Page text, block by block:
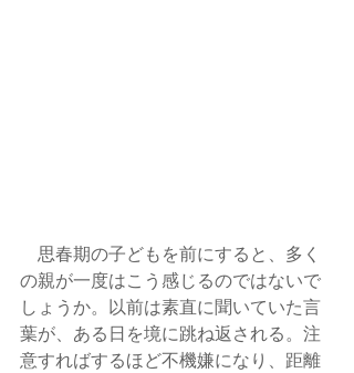
思春期の子どもを前にすると、多く
の親が一度はこう感じるのではないで
しょうか。以前は素直に聞いていた言
葉が、ある日を境に跳ね返される。注
意すればするほど不機嫌になり、距離